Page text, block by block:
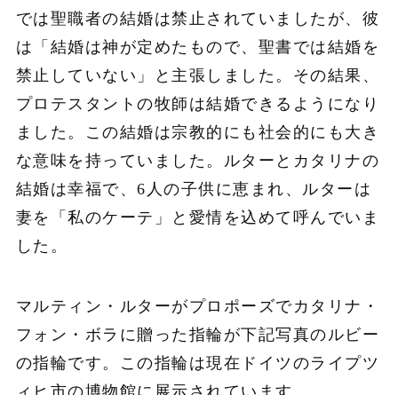
では聖職者の結婚は禁止されていましたが、彼
は「結婚は神が定めたもので、聖書では結婚を
禁止していない」と主張しました。その結果、
プロテスタントの牧師は結婚できるようになり
ました。この結婚は宗教的にも社会的にも大き
な意味を持っていました。ルターとカタリナの
結婚は幸福で、6人の子供に恵まれ、ルターは
妻を「私のケーテ」と愛情を込めて呼んでいま
した。
マルティン・ルターがプロポーズでカタリナ・
フォン・ボラに贈った指輪が下記写真のルビー
の指輪です。この指輪は現在ドイツのライプツ
ィヒ市の博物館に展示されています。